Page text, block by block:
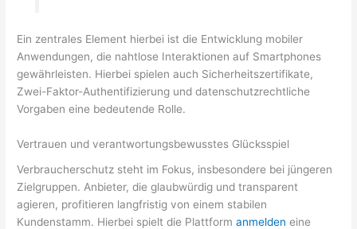
Ein zentrales Element hierbei ist die Entwicklung mobiler
Anwendungen, die nahtlose Interaktionen auf Smartphones
gewährleisten. Hierbei spielen auch Sicherheitszertifikate,
Zwei-Faktor-Authentifizierung und datenschutzrechtliche
Vorgaben eine bedeutende Rolle.
Vertrauen und verantwortungsbewusstes Glücksspiel
Verbraucherschutz steht im Fokus, insbesondere bei jüngeren
Zielgruppen. Anbieter, die glaubwürdig und transparent
agieren, profitieren langfristig von einem stabilen
Kundenstamm. Hierbei spielt die Plattformanmelden eine